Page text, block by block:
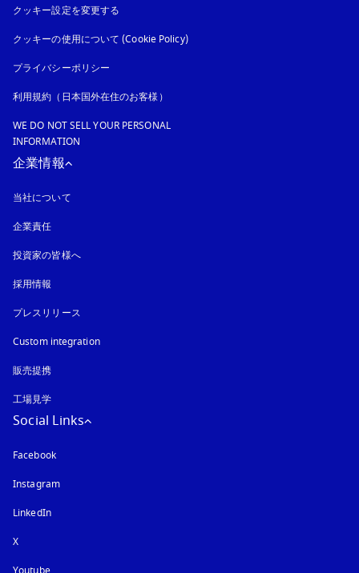
クッキー設定を変更する
クッキーの使用について (Cookie Policy)新しいタブに表示されます
プライバシーポリシー
利用規約（日本国外在住のお客様）
WE DO NOT SELL YOUR PERSONAL
INFORMATION
企業情報
当社について
企業責任
投資家の皆様へ
採用情報
プレスリリース
Custom integration
販売提携
工場見学
Social Links
Facebook
Instagram新しいタブに表示されます
LinkedIn
X